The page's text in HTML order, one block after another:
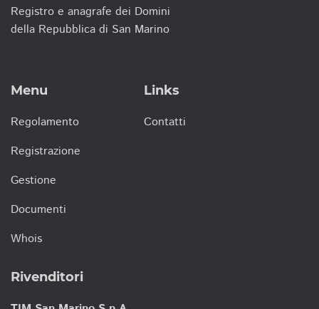
Registro e anagrafe dei Domini
della Repubblica di San Marino
Menu
Regolamento
Registrazione
Gestione
Documenti
Whois
Links
Contatti
Rivenditori